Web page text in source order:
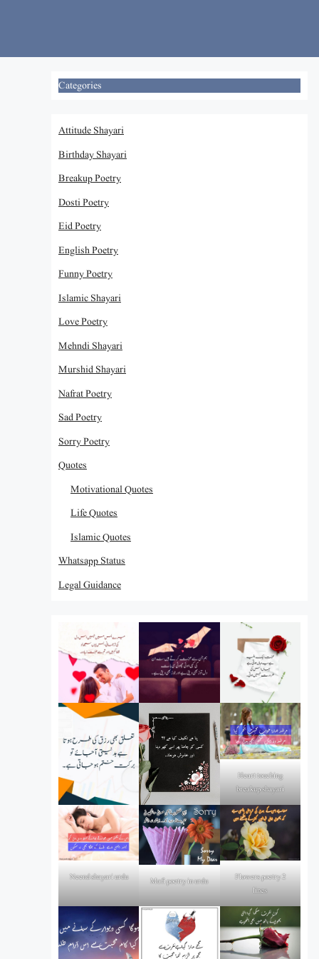
Categories
Attitude Shayari
Birthday Shayari
Breakup Poetry
Dosti Poetry
Eid Poetry
English Poetry
Funny Poetry
Islamic Shayari
Love Poetry
Mehndi Shayari
Murshid Shayari
Nafrat Poetry
Sad Poetry
Sorry Poetry
Quotes
Motivational Quotes
Life Quotes
Islamic Quotes
Whatsapp Status
Legal Guidance
Heart touching
breakup shayari
Neend shayari urdu Mafi poetry in urdu
Flowers poetry 2
lines